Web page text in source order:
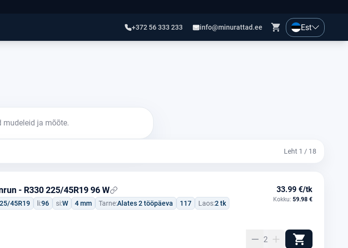
+372 56 333 233 info@minurattad.ee Est
mudeleid ja mõõte.
Leht 1 / 18
- R330 225/45R19 96 W
45R19 li:96 si:W 4 mm Tarne:Alates 2 tööpäeva 117 Laos:2 tk
33.99 €/tk
Kokku: 59.98 €
2